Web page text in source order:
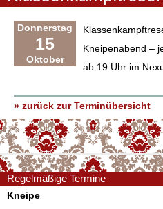
Donnerstag
15
Oktober
Kneipenabend –
ab 19 Uhr im
» zurück zur Terminübersicht
Regelmäßige Termine
Kneipe